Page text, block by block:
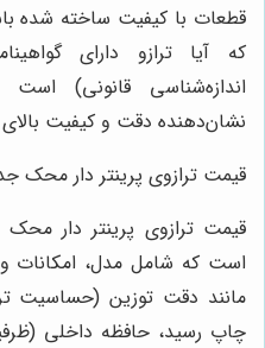
قطعات با کیفیت ساخته شده
اندازه‌شناسی قانونی) است
نشان‌دهنده دقت و کیفیت
قیمت ترازوی پرینتر دار محک
قیمت ترازوی پرینتر دار
است که شامل مدل، امکانات
مانند دقت توزین (حساسیت
چاپ رسید، حافظه داخلی